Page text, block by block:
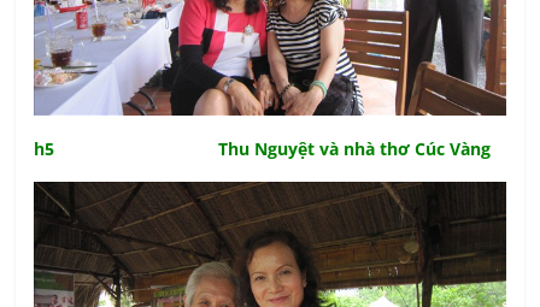
h5 Thu Nguyệt và nhà thơ Cúc Vàng